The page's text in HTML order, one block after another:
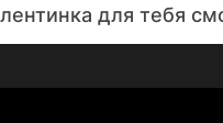
для тебя